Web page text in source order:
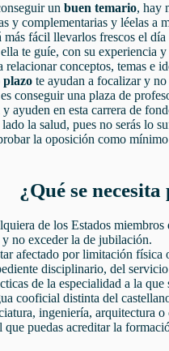
un buen temario, hay
y complementarias y léelas a
más fácil llevarlos frescos el
te guíe, con su experiencia
relacionar conceptos, temas e
plazo te ayudan a focalizar y
conseguir una plaza de
y ayuden en esta carrera de
la salud, pues no serás lo
la oposición como
¿Qué se
de los Estados
no exceder la de jubilación.
afectado por limitación
disciplinario, del
de la especialidad a la que
cooficial distinta del
ingeniería, arquitectura
puedas acreditar la